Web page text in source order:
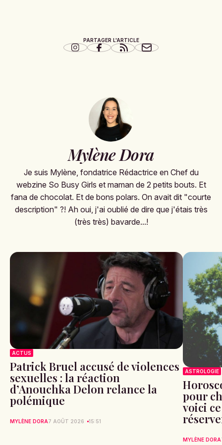
PARTAGER L'ARTICLE
Mylène Dora
Je suis Mylène, fondatrice Rédactrice en Chef du
webzine So Busy Girls et maman de 2 petits bouts. Et
fana de chocolat. Et de bons polars. On avait dit "courte
description" ?! Ah oui, j'ai oublié de dire que j'étais très
(très très) bavarde...!
ACTUS
Patrick Bruel accusé de violences
sexuelles : la réaction
d’Anouchka Delon relance la
polémique
MYLÈNE DORA7 AOÛT 2026 15:51
ASTROLOGIE
pour
voici
MYLÈNE DORA